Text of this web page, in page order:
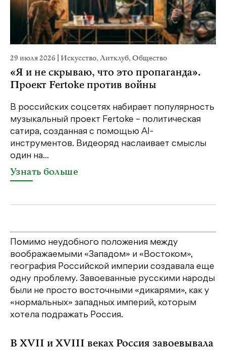
29 июля 2026 Искусство,Литклуб,Общество
«Я и не скрываю, что это пропаганда».
Проект Fertoke против войны
В российских соцсетях набирает популярность
музыкальный проект Fertoke – политическая
сатира, созданная с помощью AI-
инструментов. Видеоряд наслаивает смыслы
один на...
Узнать больше
Помимо неудобного положения между
воображаемыми «Западом» и «Востоком»,
география Российской империи создавала еще
одну проблему. Завоеванные русскими народы
были не просто восточными «дикарями», как у
«нормальных» западных империй, которым
хотела подражать Россия.
В XVII и XVIII веках Россия завоевывала